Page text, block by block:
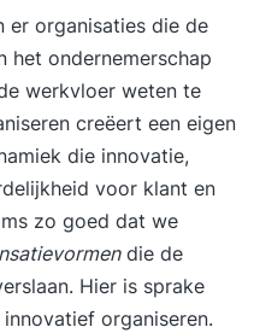
er organisaties die de
het ondernemerschap
werkvloer weten te
creëert een eigen
die innovatie,
voor klant en
zo goed dat we
die de
Hier is sprake
organiseren.